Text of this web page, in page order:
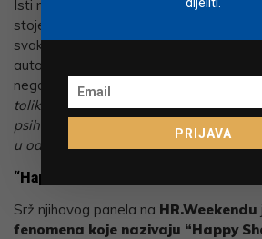
Isti mehanizmi koji stoje iza propasti
stoje i iza propasti organizacijskih
svakodnevnih odluka nije rezultat
automatizma. Drugim riječima, nije
nego u tome u kakvoj se situaciji
toliko zašto je Ana drugačija od Marka
psihologije ličnosti. Nas zanima što
u određenoj situaciji.”ističu
“Happy Sheet Illusion”: zašto 4.8
Srž njihovog panela na HR.Weekendu
fenomena koje nazivaju “Happy
PRIJAVA